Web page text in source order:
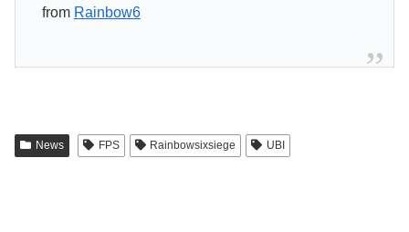
from Rainbow6
News FPS Rainbowsixsiege UBI